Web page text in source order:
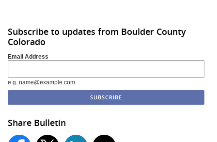
Subscribe to updates from Boulder County
Colorado
Email Address
e.g. name@example.com
Share Bulletin